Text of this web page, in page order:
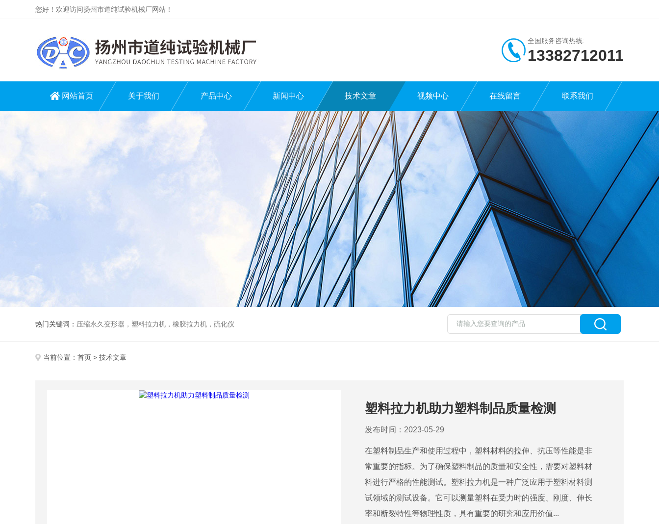
您好！欢迎访问扬州市道纯试验机械厂网站！
全国服务咨询热线:
13382712011
网站首页 关于我们 产品中心 新闻中心 技术文章 视频中心 在线留言 联系我们
热门关键词： 压缩永久变形器，塑料拉力机，橡胶拉力机，硫化仪
当前位置： 首页 > 技术文章
塑料拉力机助力塑料制品质量检测
发布时间：2023-05-29
在塑料制品生产和使用过程中，塑料材料的拉伸、抗压等性能是非
常重要的指标。为了确保塑料制品的质量和安全性，需要对塑料材
料进行严格的性能测试。塑料拉力机是一种广泛应用于塑料材料测
试领域的测试设备。它可以测量塑料在受力时的强度、刚度、伸长
率和断裂特性等物理性质，具有重要的研究和应用价值...